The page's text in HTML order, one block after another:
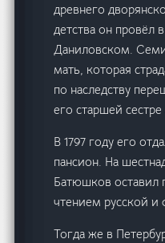
древнего
детства он провёл
Даниловском.
мать, которая
по наследству
его старшей
В 1797 году его
пансион. На
Батюшков оставил
чтением русской и
Тогда же в